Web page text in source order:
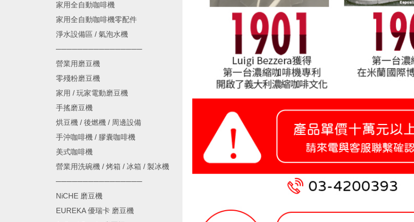
家用全自動咖啡機
家用全自動咖啡機零配件
淨水設備區 / 氣泡水機
────────────────
營業用磨豆機
零殘粉磨豆機
家用 / 玩家電動磨豆機
手搖磨豆機
烘豆機 / 後燃機 / 周邊設備
手沖咖啡機 / 膠囊咖啡機
美式咖啡機
營業用洗碗機 / 烤箱 / 冰箱 / 製冰機
────────────────
NiCHE 磨豆機
EUREKA 優瑞卡 磨豆機